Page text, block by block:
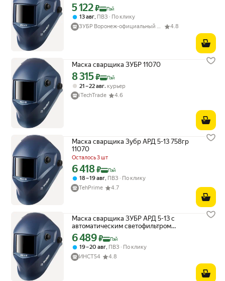
Цена с картой Яндекс Пэй 5122 ₽ вместо
5 122₽ Пэй
13 авг ПВЗ
По клику
4.8
Маска сварщика ЗУБР 11070
Цена с картой Яндекс Пэй 8315 ₽ вместо
8 315₽ Пэй
21 – 22 авг, курьер
iTechTrade
4.6
Маска сварщика Зубр АРД 5-13 758гр
11070
Осталось 3 шт
Цена с картой Яндекс Пэй 6418 ₽ вместо
6 418₽ Пэй
18 – 19 авг, ПВЗ
По клику
TehPrime
4.7
Маска сварщика ЗУБР АРД 5-13 с
автоматическим светофильтром
затемнение 4/5-8/9-13 11070
Цена с картой Яндекс Пэй 6489 ₽ вместо
6 489₽ Пэй
19 – 20 авг ПВЗ
По клику
ИНСТ54
4.8